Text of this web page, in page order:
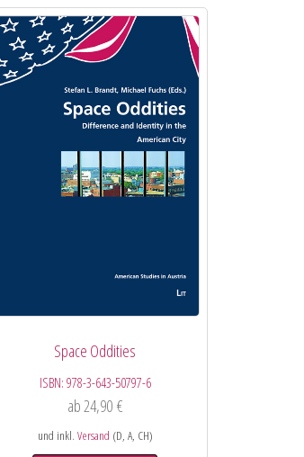
Space Oddities
ISBN: 978-3-643-50797-6
ab24,90 €
und inkl. Versand (D, A, CH)